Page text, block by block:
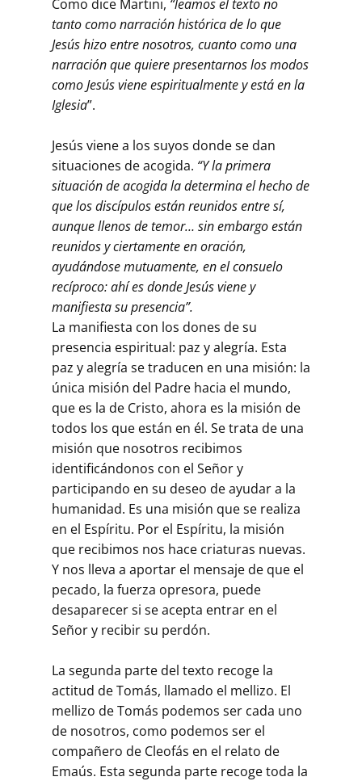
Como dice Martini, “leamos el texto no
tanto como narración histórica de lo que
Jesús hizo entre nosotros, cuanto como una
narración que quiere presentarnos los modos
como Jesús viene espiritualmente y está en la
Iglesia”.
Jesús viene a los suyos donde se dan
situaciones de acogida. “Y la primera
situación de acogida la determina el hecho de
que los discípulos están reunidos entre sí,
aunque llenos de temor… sin embargo están
reunidos y ciertamente en oración,
ayudándose mutuamente, en el consuelo
recíproco: ahí es donde Jesús viene y
manifiesta su presencia”.
La manifiesta con los dones de su
presencia espiritual: paz y alegría. Esta
paz y alegría se traducen en una misión: la
única misión del Padre hacia el mundo,
que es la de Cristo, ahora es la misión de
todos los que están en él. Se trata de una
misión que nosotros recibimos
identificándonos con el Señor y
participando en su deseo de ayudar a la
humanidad. Es una misión que se realiza
en el Espíritu. Por el Espíritu, la misión
que recibimos nos hace criaturas nuevas.
Y nos lleva a aportar el mensaje de que el
pecado, la fuerza opresora, puede
desaparecer si se acepta entrar en el
Señor y recibir su perdón.
La segunda parte del texto recoge la
actitud de Tomás, llamado el mellizo. El
mellizo de Tomás podemos ser cada uno
de nosotros, como podemos ser el
compañero de Cleofás en el relato de
Emaús. Esta segunda parte recoge toda la